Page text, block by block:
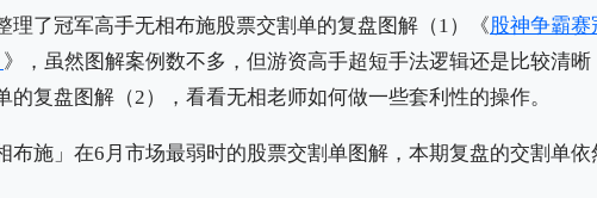
理了冠军高手无相布施股票交割单的复盘图解（1）《股神争霸
》，虽然图解案例数不多，但游资高手超短手法逻辑还是比较清
的复盘图解（2），看看无相老师如何做一些套利性的操作。
布施」在6月市场最弱时的股票交割单图解，本期复盘的交割单